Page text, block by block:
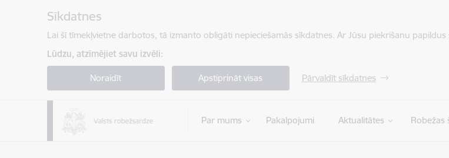
Sīkdatnes
Lai šī tīmekļvietne darbotos, tā izmanto obligāti nepieciešamās sīkdatnes. Ar Jūsu piekrišanu
Lūdzu, atzīmējiet savu izvēli:
Noraidīt Apstiprināt visas Pārvaldīt sīkdatnes
Par mums Pakalpojumi Aktualitātes Robežas